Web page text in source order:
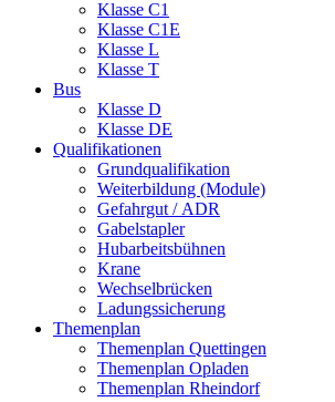
Klasse C1
Klasse C1E
Klasse L
Klasse T
Bus
Klasse D
Klasse DE
Qualifikationen
Grundqualifikation
Weiterbildung (Module)
Gefahrgut / ADR
Gabelstapler
Hubarbeitsbühnen
Krane
Wechselbrücken
Ladungssicherung
Themenplan
Themenplan Quettingen
Themenplan Opladen
Themenplan Rheindorf